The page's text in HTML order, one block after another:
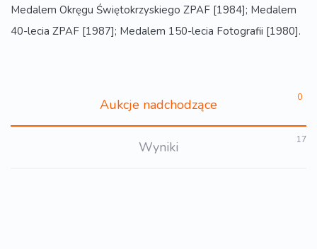
Medalem Okręgu Świętokrzyskiego ZPAF [1984]; Medalem
40-lecia ZPAF [1987]; Medalem 150-lecia Fotografii [1980].
Aukcje nadchodzące 0
Wyniki 17